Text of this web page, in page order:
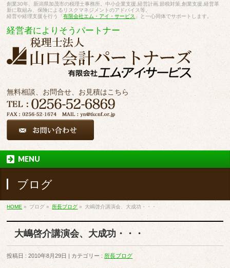
創業30年、新潟県加茂市の税理士事務所。中小企業支援,経営計画,節税対策,創業支援,経営革
新に取組み、保険によるリスクマネジメントのアドバイス等。
経営や経理支援を行う「有限会社エム・アイ・サービス 」と一心同体でサポートします。
経営者によりそうパートナー
無料相談、お問合せ、お見積はこちら
MENU
ブログ
HOME » ブログ » 所長ブログ » 大嶋啓介講演会、大成功・・・
大嶋啓介講演会、大成功・・・
投稿日 : 2010年8月29日 カテゴリー : 所長ブログ